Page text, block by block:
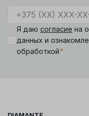
Я даю согласие на
данных и
обработкой*